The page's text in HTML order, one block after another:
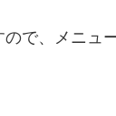
で、メニュ